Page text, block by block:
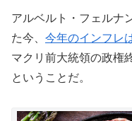
アルベルト・フェルナ
た今、 今年のインフレ
マクリ前大統領の政権
ということだ。